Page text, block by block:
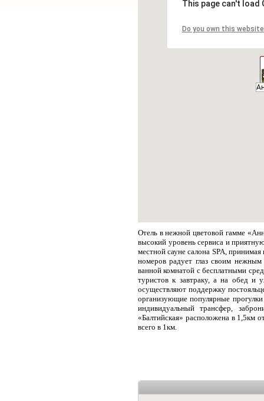
This page can't load
Do you own this
Отель в нежной цветовой гамме
высокий уровень сервиса и
местной сауне салона SPA,
номеров радует глаз своим
ванной комнатой с бесплатными
туристов к завтраку, а на обед и
осуществляют поддержку
организующие популярные
индивидуальный трансфер,
«Балтийская» расположена в 1,5км
всего в 1км.